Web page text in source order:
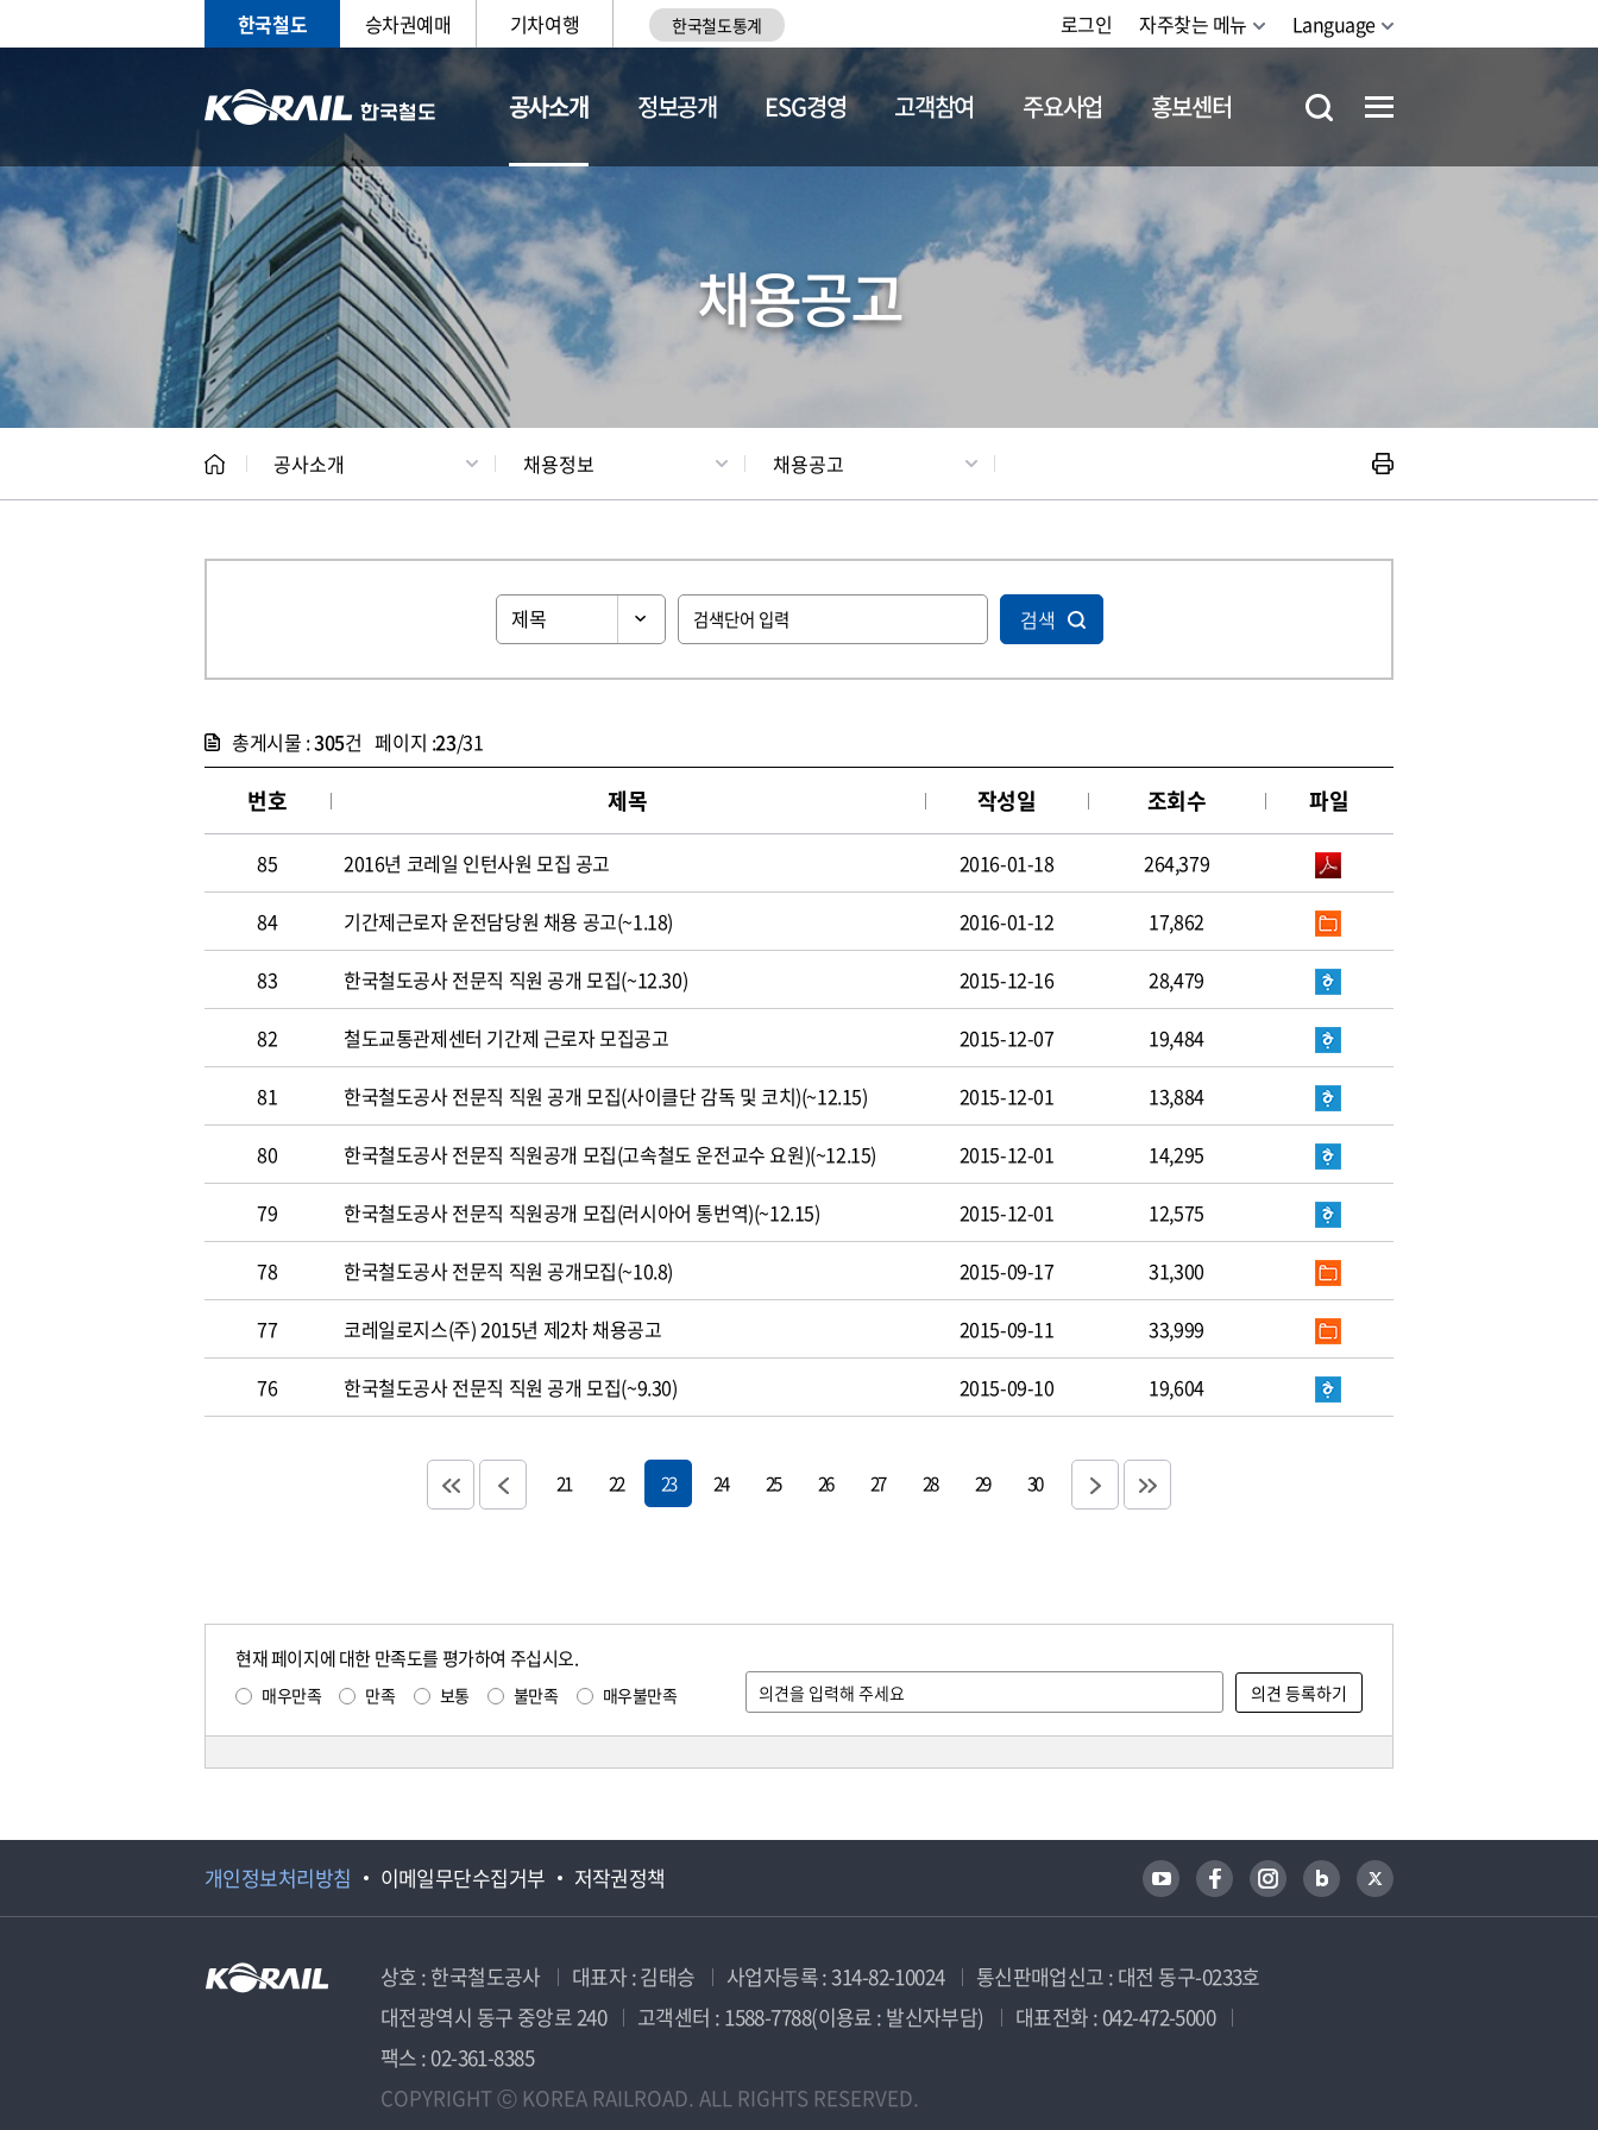
한국철도 승차권예매 기차여행 한국철도통계 로그인 자주찾는 메뉴 Language
공사소개
CEO 일반현황 채용정보
정보공개 ESG경영 고객참여 주요사업 홍보센터
채용공고
공사소개 채용정보 채용공고
검색
총게시물 :305건 페이지 :23/31
번호 제목 작성일 조회수 파일
85 2016년 코레일 인턴사원 모집 공고 2016-01-18 264,379
84 기간제근로자 운전담당원 채용 공고(~1.18) 2016-01-12 17,862
83 한국철도공사 전문직 직원 공개 모집(~12.30) 2015-12-16 28,479
82 철도교통관제센터 기간제 근로자 모집공고 2015-12-07 19,484
81 한국철도공사 전문직 직원 공개 모집(사이클단 감독 및 코치)(~12.15) 2015-12-01 13,884
80 한국철도공사 전문직 직원공개 모집(고속철도 운전교수 요원)(~12.15) 2015-12-01 14,295
79 한국철도공사 전문직 직원공개 모집(러시아어 통번역)(~12.15) 2015-12-01 12,575
78 한국철도공사 전문직 직원 공개모집(~10.8) 2015-09-17 31,300
77 코레일로지스(주) 2015년 제2차 채용공고 2015-09-11 33,999
76 한국철도공사 전문직 직원 공개 모집(~9.30) 2015-09-10 19,604
21 22 23 24 25 26 27 28 29 30
현재 페이지에 대한 만족도를 평가하여 주십시오.
매우만족 만족 보통 불만족 매우불만족
개인정보처리방침 이메일무단수집거부 저작권정책
상호 : 한국철도공사 대표자 : 김태승 사업자등록 : 314-82-10024
통신판매업신고 : 대전 동구-0233호
대전광역시 동구 중앙로 240
고객센터 : 1588-7788(이용료 : 발신자부담)
대표전화 : 042-472-5000
팩스 : 02-361-8385
COPYRIGHT ⓒ KOREA RAILROAD. ALL RIGHTS RESERVED.